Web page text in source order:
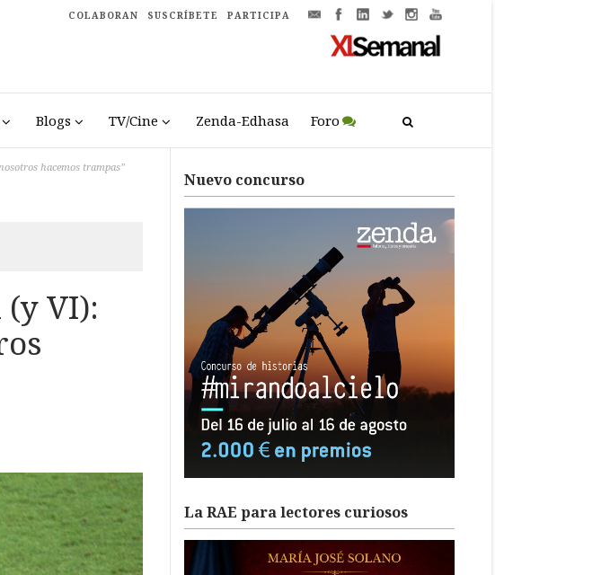
COLABORAN SUSCRÍBETE PARTICIPA
Blogs TV/Cine Zenda-Edhasa Foro
hacemos trampas”
VI):
Nuevo concurso
La RAE para lectores curiosos